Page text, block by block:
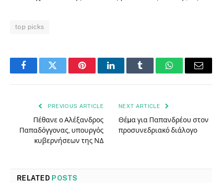
top picks
FacebookTwitter PinterestLinkedInTumblr WhatsAppEmail
PREVIOUS ARTICLE
Πέθανε ο Αλέξανδρος
Παπαδόγγονας, υπουργός
κυβερνήσεων της ΝΔ
NEXT ARTICLE
Θέµα για Παπανδρέου στον
προσυνεδριακό διάλογο
RELATED POSTS